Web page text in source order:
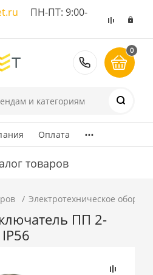
ПН-ПТ: 9:00-
8 (495)
0
Оплата ...
товаров
Электротехническое
ПП 2-